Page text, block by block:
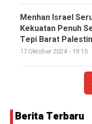
Menhan Israel
Kekuatan Penuh
Tepi Barat
17 Oktober 2024 - 19:15
Berita Terbaru